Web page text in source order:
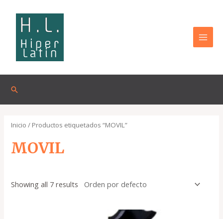
contenido
Buscar
Inicio / Productos etiquetados “MOVIL”
MOVIL
Showing all 7 results